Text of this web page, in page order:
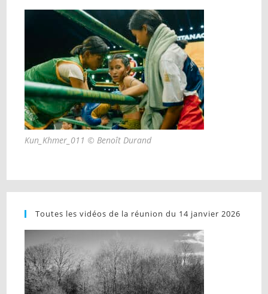
Kun_Khmer_011 © Benoît Durand
Toutes les vidéos de la réunion du 14 janvier 2026